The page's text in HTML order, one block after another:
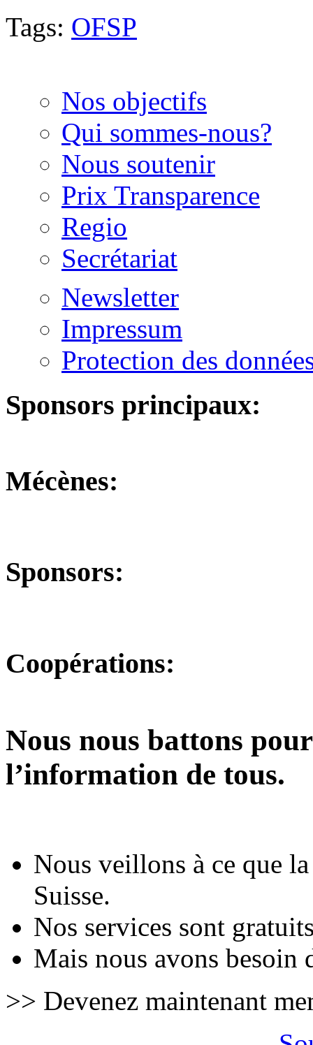
Tags: OFSP
Nos objectifs
Qui sommes-nous?
Nous soutenir
Prix Transparence
Regio
Secrétariat
Newsletter
Impressum
Protection des
Sponsors principaux:
Mécènes:
Sponsors:
Coopérations:
Nous nous battons
l’information de tous.
Nous veillons à ce que
Suisse.
Nos services sont
Mais nous avons besoin
>> Devenez maintenant